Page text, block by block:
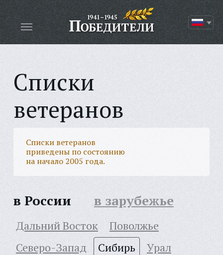
Списки
ветеранов
Списки ветеранов
приведены по состоянию
на начало 2005 года.
в России в зарубежье
Дальний Восток
Поволжье
Северо-Запад
Сибирь
Урал